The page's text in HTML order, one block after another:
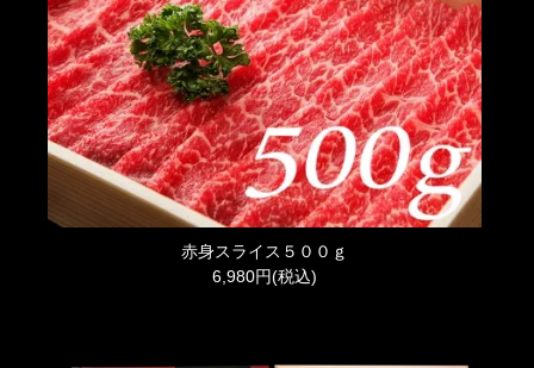
赤身スライス５００ｇ
6,980円(税込)